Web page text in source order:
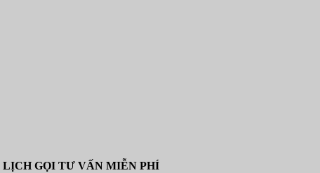
GỌI TƯ VẤN MIỄN PHÍ